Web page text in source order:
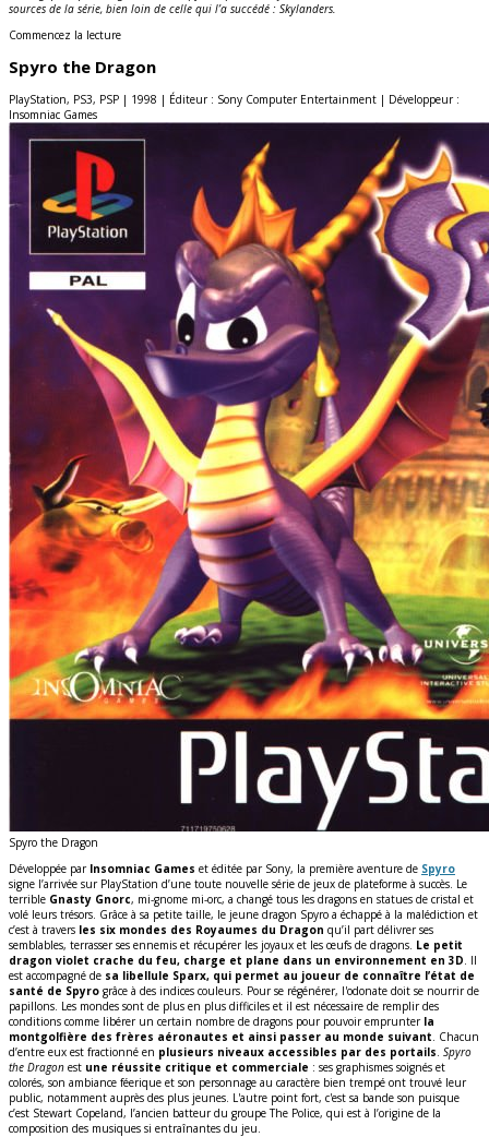
sources de la série, bien loin de celle qui l’a succédé : Skylanders.
Commencez la lecture
Spyro the Dragon
PlayStation, PS3, PSP | 1998 | Éditeur : Sony Computer Entertainment | Développeur :
Insomniac Games
Spyro the Dragon
Développée par Insomniac Games et éditée par Sony, la première aventure de Spyro
signe l’arrivée sur PlayStation d’une toute nouvelle série de jeux de plateforme à succès. Le
terrible Gnasty Gnorc, mi-gnome mi-orc, a changé tous les dragons en statues de cristal et
volé leurs trésors. Grâce à sa petite taille, le jeune dragon Spyro a échappé à la malédiction et
c’est à travers les six mondes des Royaumes du Dragon qu’il part délivrer ses
semblables, terrasser ses ennemis et récupérer les joyaux et les œufs de dragons. Le petit
dragon violet crache du feu, charge et plane dans un environnement en 3D . Il
est accompagné de sa libellule Sparx, qui permet au joueur de connaître l’état de
santé de Spyro grâce à des indices couleurs. Pour se régénérer, l'odonate doit se nourrir de
papillons. Les mondes sont de plus en plus difficiles et il est nécessaire de remplir des
conditions comme libérer un certain nombre de dragons pour pouvoir emprunter la
montgolfière des frères aéronautes et ainsi passer au monde suivant . Chacun
d’entre eux est fractionné en plusieurs niveaux accessibles par des portails Spyro
the Dragon est une réussite critique et commerciale : ses graphismes soignés et
colorés, son ambiance féerique et son personnage au caractère bien trempé ont trouvé leur
public, notamment auprès des plus jeunes. L'autre point fort, c'est sa bande son puisque
c’est Stewart Copeland, l’ancien batteur du groupe The Police, qui est à l’origine de la
composition des musiques si entraînantes du jeu.